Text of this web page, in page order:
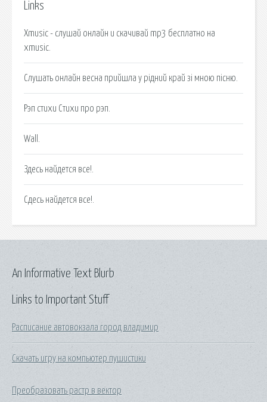
Links
Xmusic - слушай онлайн и скачивай mp3 бесплатно на
xmusic.
Слушать онлайн весна прийшла у рідний край зі мною пісню.
Рэп стихи Стихи про рэп.
Wall.
Здесь найдется все!.
Сдесь найдется все!.
Links to Important Stuff
Расписание автовокзала город владимир
Скачать игру на компьютер пушистики
Преобразовать растр в вектор
An Informative Text Blurb